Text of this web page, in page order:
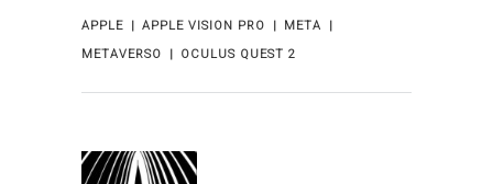
APPLE APPLE VISION PRO
META
METAVERSO
OCULUS QUEST 2